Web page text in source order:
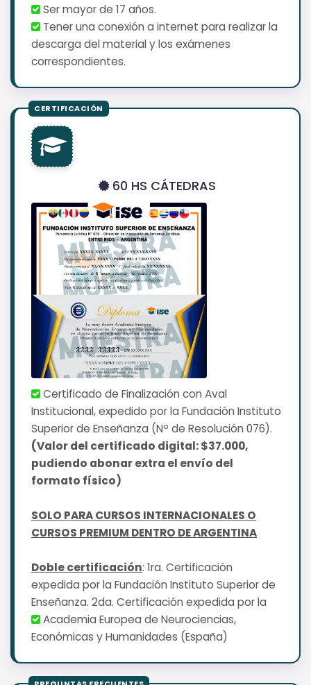
Ser mayor de 17 años.
Tener una conexión a internet para realizar la
descarga del material y los exámenes
correspondientes.
60 HS CÁTEDRAS
Certificado de Finalización con Aval
Institucional, expedido por la Fundación Instituto
Superior de Enseñanza (Nº de Resolución 076).
(Valor del certificado digital: $37.000,
pudiendo abonar extra el envío del
formato físico)
SOLO PARA CURSOS INTERNACIONALES O
CURSOS PREMIUM DENTRO DE ARGENTINA
Doble certificación: 1ra. Certificación
expedida por la Fundación Instituto Superior de
Enseñanza. 2da. Certificación expedida por la
Academia Europea de Neurociencias,
Económicas y Humanidades (España)